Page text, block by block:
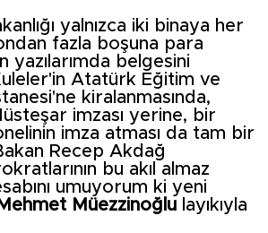
yalnızca iki binaya her
fazla boşuna para
yazılarımda belgesini
Atatürk Eğitim ve
kiralanmasında,
imzası yerine, bir
imza atması da tam bir
Recep Akdağ
bu akıl almaz
umuyorum ki yeni
Müezzinoğlu layıkıyla